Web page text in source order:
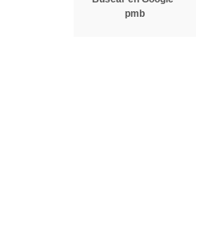
pmb